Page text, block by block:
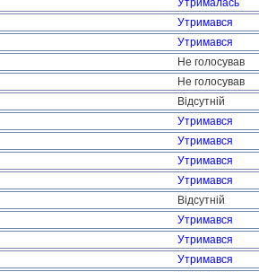
Утрималась
Утримався
Утримався
Не голосував
Не голосував
Відсутній
Утримався
Утримався
Утримався
Утримався
Відсутній
Утримався
Утримався
Утримався